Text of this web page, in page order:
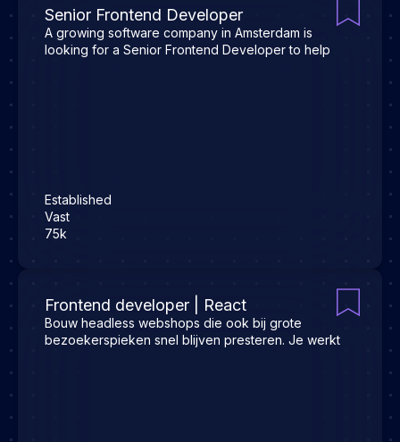
Senior Frontend Developer
A growing software company in Amsterdam is
looking for a Senior Frontend Developer to help
Established
Vast
75k
Frontend developer | React
Bouw headless webshops die ook bij grote
bezoekerspieken snel blijven presteren. Je werkt